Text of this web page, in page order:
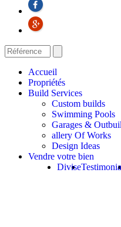
Accueil
Propriétés
Build Services
Custom builds
Swimming Pools
Garages &
allery Of Works
Design Ideas
Vendre votre bien
Divise